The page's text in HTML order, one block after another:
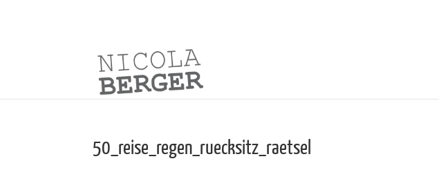
50_reise_regen_ruecksitz_raetsel